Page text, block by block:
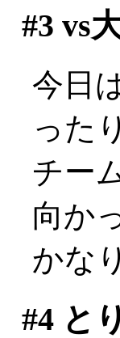
#3 vs
今日
った
チー
向か
かな
#4と